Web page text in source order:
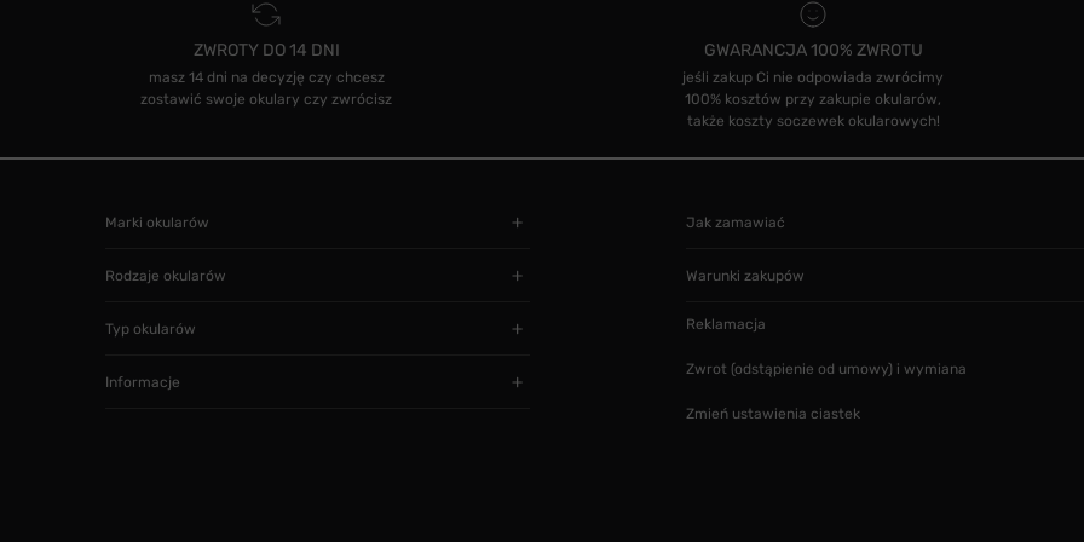
ZWROTY DO 14 DNI
masz 14 dni na decyzję czy chcesz
zostawić swoje okulary czy zwrócisz
GWARANCJA 100% ZWROTU
jeśli zakup Ci nie odpowiada zwrócimy
100% kosztów przy zakupie okularów,
także koszty soczewek okularowych!
Marki okularów
Rodzaje okularów
Typ okularów
Informacje
Jak zamawiać
Warunki zakupów
Reklamacja
Zwrot (odstąpienie od umowy) i wymiana
Zmień ustawienia ciastek